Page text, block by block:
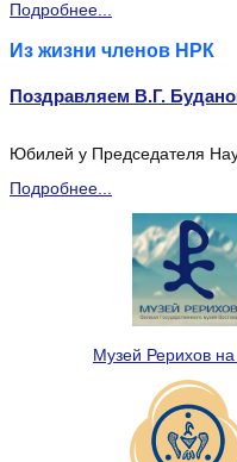
Подробнее...
Из жизни членов НРК
Поздравляем В.Г.
Юбилей у Председателя
Подробнее...
Музей Рерихов